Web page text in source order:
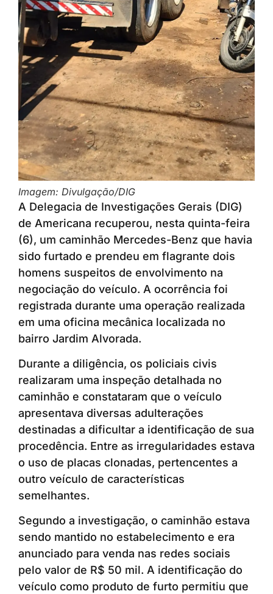
Imagem: Divulgação/DIG
A Delegacia de Investigações Gerais (DIG)
de Americana recuperou, nesta quinta-feira
(6), um caminhão Mercedes-Benz que havia
sido furtado e prendeu em flagrante dois
homens suspeitos de envolvimento na
negociação do veículo. A ocorrência foi
registrada durante uma operação realizada
em uma oficina mecânica localizada no
bairro Jardim Alvorada.
Durante a diligência, os policiais civis
realizaram uma inspeção detalhada no
caminhão e constataram que o veículo
apresentava diversas adulterações
destinadas a dificultar a identificação de sua
procedência. Entre as irregularidades estava
o uso de placas clonadas, pertencentes a
outro veículo de características
semelhantes.
Segundo a investigação, o caminhão estava
sendo mantido no estabelecimento e era
anunciado para venda nas redes sociais
pelo valor de R$ 50 mil. A identificação do
veículo como produto de furto permitiu que